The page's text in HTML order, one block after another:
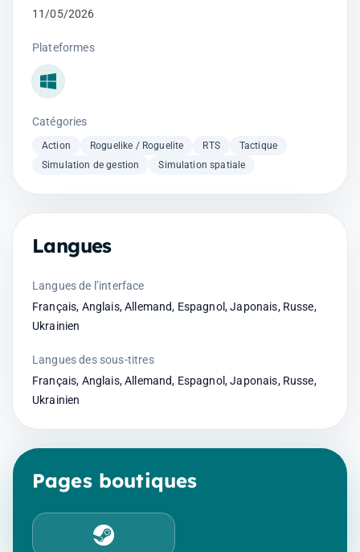
11/05/2026
Plateformes
Windows
Catégories
Action Roguelike / Roguelite RTS
Tactique
Simulation de gestion
Simulation spatiale
Langues
Langues de l’interface
Français, Anglais, Allemand, Espagnol, Japonais, Russe,
Ukrainien
Langues des sous-titres
Français, Anglais, Allemand, Espagnol, Japonais, Russe,
Ukrainien
Pages boutiques
Steam